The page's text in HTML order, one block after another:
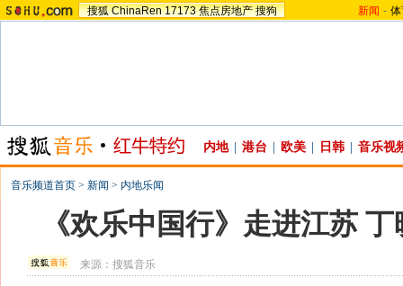
搜狐 ChinaRen 17173 焦点房地产 搜狗 新闻 -
内地 港台 欧美 日韩 音乐视
音乐频道首页 > 新闻 > 内地乐闻
《欢乐中国行》走进江苏
来源：搜狐音乐